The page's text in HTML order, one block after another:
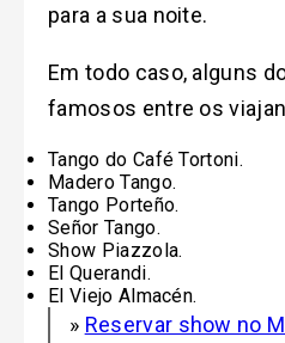
para a sua noite.
Em todo caso, alguns
famosos entre os
Tango do Café Tortoni.
Madero Tango.
Tango Porteño.
Señor Tango.
Show Piazzola.
El Querandi.
El Viejo Almacén.
» Reservar show no